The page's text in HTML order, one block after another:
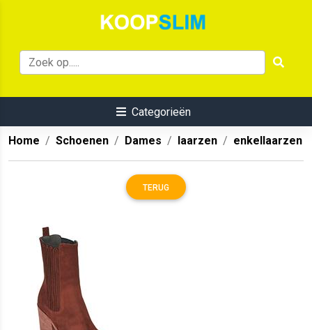
Categorieën
Home Schoenen Dames laarzen enkellaarzen
TERUG